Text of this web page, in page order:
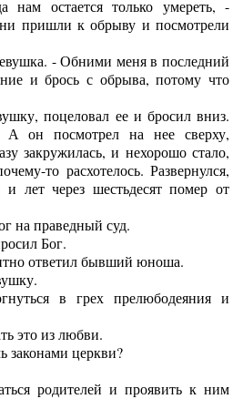
остается только умереть, -
пришли к обрыву и посмотрели
- Обними меня в последний
и брось с обрыва, потому что
поцеловал ее и бросил вниз.
он посмотрел на нее сверху,
закружилась, и нехорошо стало,
то расхотелось. Развернулся,
лет через шестьдесят помер от
на праведный суд.
Бог.
ответил бывший юноша.
в грех прелюбодеяния и
это из любви.
законами церкви?
родителей и проявить к ним